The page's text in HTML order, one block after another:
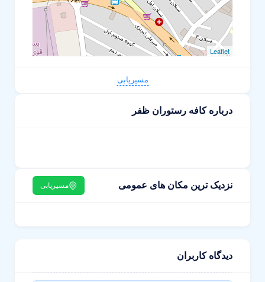
Leaflet
مسیریابی
درباره کافه رستوران ظفر
نزدیک ترین مکان های عمومی مسیریابی
دیدگاه کاربران